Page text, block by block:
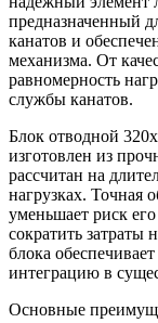
предназначенный
канатов и
механизма. От
равномерность
службы канатов.
Блок отводной
изготовлен из
рассчитан на
нагрузках. Точная
уменьшает риск
сократить затраты
блока
интеграцию в
Основные